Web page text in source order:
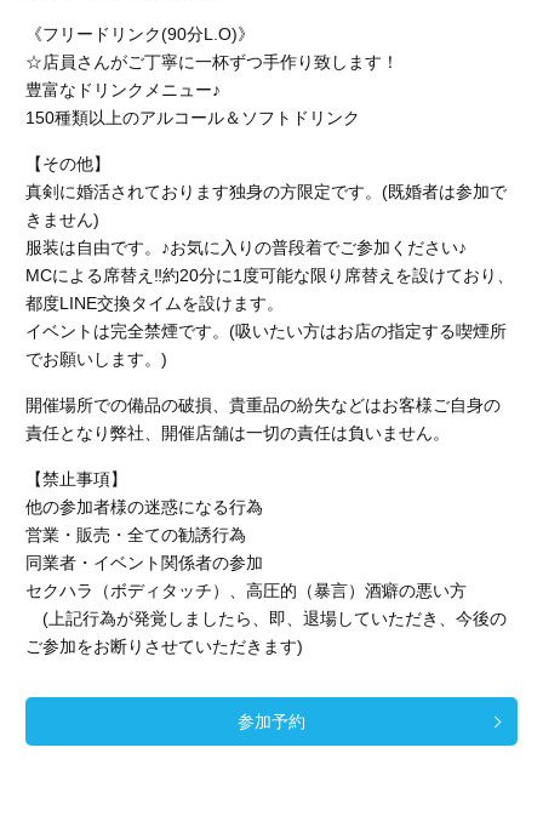
《フリードリンク(90分L.O)》
☆店員さんがご丁寧に一杯ずつ手作り致します！
豊富なドリンクメニュー♪
150種類以上のアルコール＆ソフトドリンク
【その他】
真剣に婚活されております独身の方限定です。(既婚者は参加で
きません)
服装は自由です。♪お気に入りの普段着でご参加ください♪
MCによる席替え‼︎約20分に1度可能な限り席替えを設けており、
都度LINE交換タイムを設けます。
イベントは完全禁煙です。(吸いたい方はお店の指定する喫煙所
でお願いします。)
開催場所での備品の破損、貴重品の紛失などはお客様ご自身の
責任となり弊社、開催店舗は一切の責任は負いません。
【禁止事項】
他の参加者様の迷惑になる行為
営業・販売・全ての勧誘行為
同業者・イベント関係者の参加
セクハラ（ボディタッチ）、高圧的（暴言）酒癖の悪い方
(上記行為が発覚しましたら、即、退場していただき、今後の
ご参加をお断りさせていただきます)
参加予約